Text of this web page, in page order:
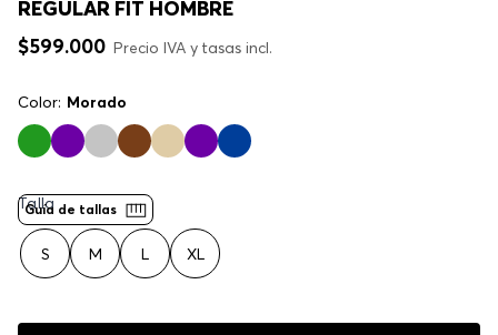
REGULAR FIT HOMBRE
$599.000 Precio IVA y tasas incl.
Color: Morado
Guía de tallas
Talla
S M L XL